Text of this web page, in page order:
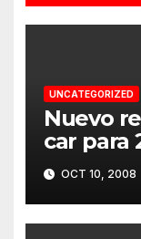
UNCATEGORIZED
Nuevo
car para
OCT 10, 2008